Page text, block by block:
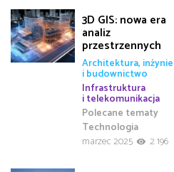
3D GIS: nowa era
analiz
przestrzennych
Architektura,
i budownictwo
Infrastruktura
i telekomunikacja
Polecane tematy
Technologia
marzec 2025
2 196